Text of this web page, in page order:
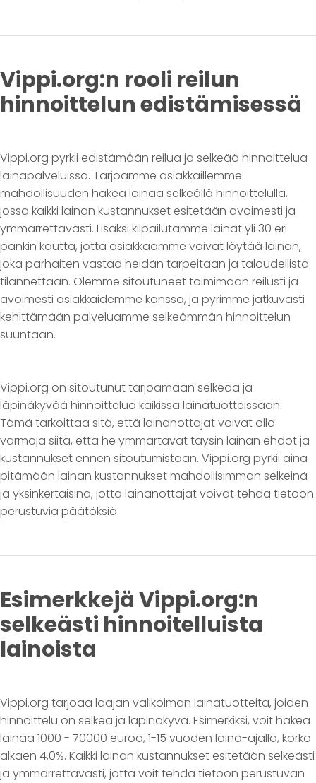
Vippi.org:n rooli reilun
hinnoittelun edistämisessä
Vippi.org pyrkii edistämään reilua ja selkeää hinnoittelua
lainapalveluissa. Tarjoamme asiakkaillemme
mahdollisuuden hakea lainaa selkeällä hinnoittelulla,
jossa kaikki lainan kustannukset esitetään avoimesti ja
ymmärrettävästi. Lisäksi kilpailutamme lainat yli 30 eri
pankin kautta, jotta asiakkaamme voivat löytää lainan,
joka parhaiten vastaa heidän tarpeitaan ja taloudellista
tilannettaan. Olemme sitoutuneet toimimaan reilusti ja
avoimesti asiakkaidemme kanssa, ja pyrimme jatkuvasti
kehittämään palveluamme selkeämmän hinnoittelun
suuntaan.
Vippi.org on sitoutunut tarjoamaan selkeää ja
läpinäkyvää hinnoittelua kaikissa lainatuotteissaan.
Tämä tarkoittaa sitä, että lainanottajat voivat olla
varmoja siitä, että he ymmärtävät täysin lainan ehdot ja
kustannukset ennen sitoutumistaan. Vippi.org pyrkii aina
pitämään lainan kustannukset mahdollisimman selkeinä
ja yksinkertaisina, jotta lainanottajat voivat tehdä tietoon
perustuvia päätöksiä.
Esimerkkejä Vippi.org:n
selkeästi hinnoitelluista
lainoista
Vippi.org tarjoaa laajan valikoiman lainatuotteita, joiden
hinnoittelu on selkeä ja läpinäkyvä. Esimerkiksi, voit hakea
lainaa 1000 - 70000 euroa, 1-15 vuoden laina-ajalla, korko
alkaen 4,0%. Kaikki lainan kustannukset esitetään selkeästi
ja ymmärrettävästi, jotta voit tehdä tietoon perustuvan